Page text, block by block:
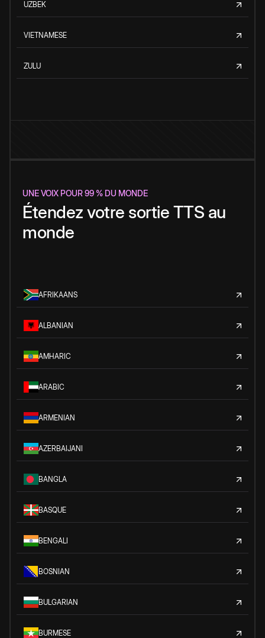
UZBEK
VIETNAMESE
ZULU
UNE VOIX POUR 99 % DU MONDE
Étendez votre sortie TTS au
monde
AFRIKAANS
ALBANIAN
AMHARIC
ARABIC
ARMENIAN
AZERBAIJANI
BANGLA
BASQUE
BENGALI
BOSNIAN
BULGARIAN
BURMESE